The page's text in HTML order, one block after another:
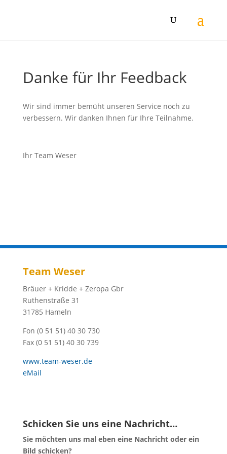
Danke für Ihr Feedback
Wir sind immer bemüht unseren Service noch zu
verbessern. Wir danken Ihnen für Ihre Teilnahme.
Ihr Team Weser
Team Weser
Bräuer + Kridde + Zeropa Gbr
Ruthenstraße 31
31785 Hameln
Fon (0 51 51) 40 30 730
Fax (0 51 51) 40 30 739
www.team-weser.de
eMail
Schicken Sie uns eine Nachricht…
Sie möchten uns mal eben eine Nachricht oder ein
Bild schicken?